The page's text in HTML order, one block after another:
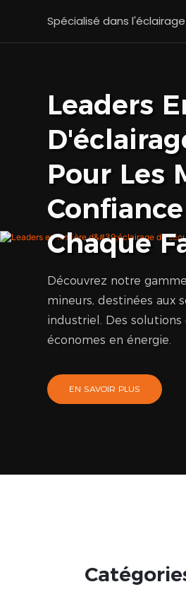
Spécialisé dans
Leaders
Pour Les
Chaque
Découvrez notre
mineurs, destinées aux
industriel. Des solutions
économes en énergie.
EN SAVOIR PLUS